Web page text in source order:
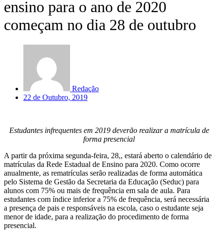
ensino para o ano de 2020
começam no dia 28 de outubro
Redação
22 de Outubro, 2019
Estudantes infrequentes em 2019 deverão realizar a matrícula de
forma presencial
A partir da próxima segunda-feira, 28,, estará aberto o calendário de
matrículas da Rede Estadual de Ensino para 2020. Como ocorre
anualmente, as rematrículas serão realizadas de forma automática
pelo Sistema de Gestão da Secretaria da Educação (Seduc) para
alunos com 75% ou mais de frequência em sala de aula. Para
estudantes com índice inferior a 75% de frequência, será necessária
a presença de pais e responsáveis na escola, caso o estudante seja
menor de idade, para a realização do procedimento de forma
presencial.